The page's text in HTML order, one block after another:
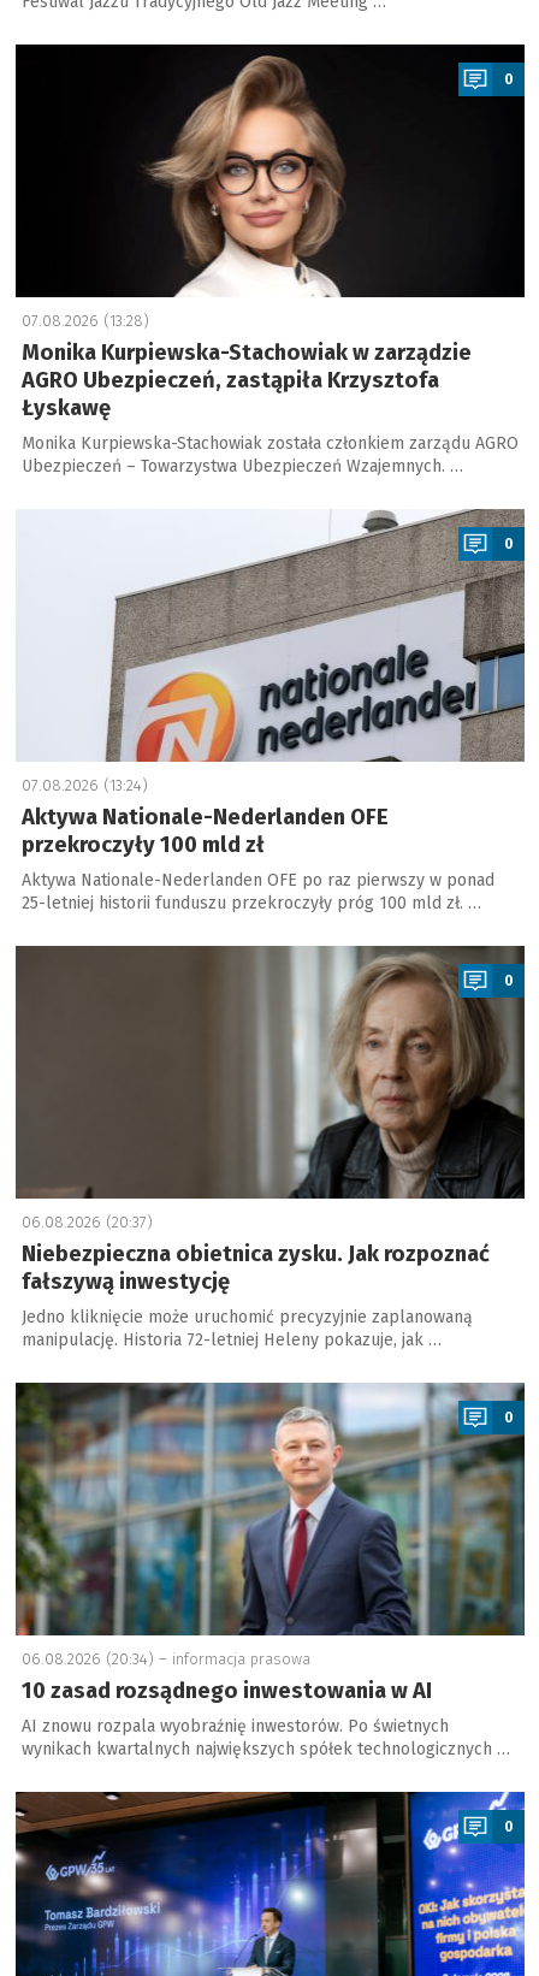
a
0
07.08.2026 (13:28)
Monika Kurpiewska-Stachowiak w zarządzie
AGRO Ubezpieczeń, zastąpiła Krzysztofa
Łyskawę
Monika Kurpiewska-Stachowiak została członkiem zarządu AGRO
Ubezpieczeń – Towarzystwa Ubezpieczeń Wzajemnych. …
0
07.08.2026 (13:24)
Aktywa Nationale-Nederlanden OFE
przekroczyły 100 mld zł
Aktywa Nationale-Nederlanden OFE po raz pierwszy w ponad
25-letniej historii funduszu przekroczyły próg 100 mld zł. …
a
0
06.08.2026 (20:37)
Niebezpieczna obietnica zysku. Jak rozpoznać
fałszywą inwestycję
Jedno kliknięcie może uruchomić precyzyjnie zaplanowaną
manipulację. Historia 72-letniej Heleny pokazuje, jak …
a
0
06.08.2026 (20:34) – informacja prasowa
10 zasad rozsądnego inwestowania w AI
AI znowu rozpala wyobraźnię inwestorów. Po świetnych
wynikach kwartalnych największych spółek technologicznych …
a
0